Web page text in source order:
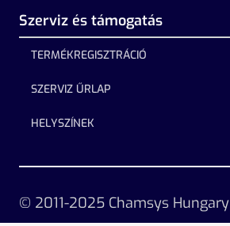
Szerviz és támogatás
TERMÉKREGISZTRÁCIÓ
SZERVIZ ŰRLAP
HELYSZÍNEK
© 2011-2025 Chamsys Hungary